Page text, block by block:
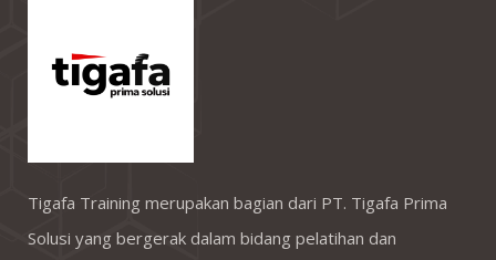
Tigafa Training merupakan bagian dari PT. Tigafa Prima
Solusi yang bergerak dalam bidang pelatihan dan